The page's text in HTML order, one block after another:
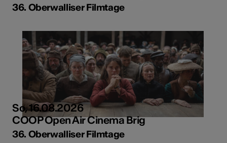
36. Oberwalliser Filmtage
So, 16.08.2026
COOP Open Air Cinema Brig
36. Oberwalliser Filmtage